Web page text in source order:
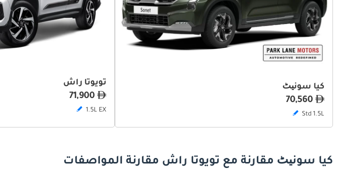
كيا سونیٹ
Std 1.5L
تويوتا راش
71,900
1.5L EX
كيا سونیٹ مقارنة مع تويوتا راش مقارنة المواصفات